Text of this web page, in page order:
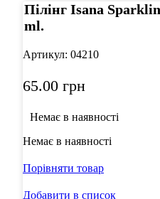
Пілінг Isana
ml.
Артикул: 04210
65.00 грн
Немає в наявності
Немає в наявності
Порівняти товар
Добавити в список